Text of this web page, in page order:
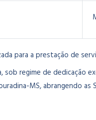
para a prestação de
sob regime de dedicação
MS, abrangendo as